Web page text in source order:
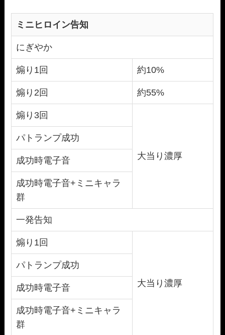
ミニヒロイン告知
にぎやか
煽り1回 約10%
煽り2回 約55%
煽り3回
大当り濃厚
パトランプ成功
成功時電子音
成功時電子音+ミニキャラ
群
一発告知
煽り1回
大当り濃厚
パトランプ成功
成功時電子音
成功時電子音+ミニキャラ
群